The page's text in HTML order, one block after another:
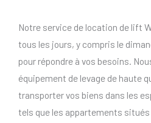
Notre service de location de lift
tous les jours, y compris le
pour répondre à vos besoins.
équipement de levage de haute
transporter vos biens dans les
tels que les appartements situés